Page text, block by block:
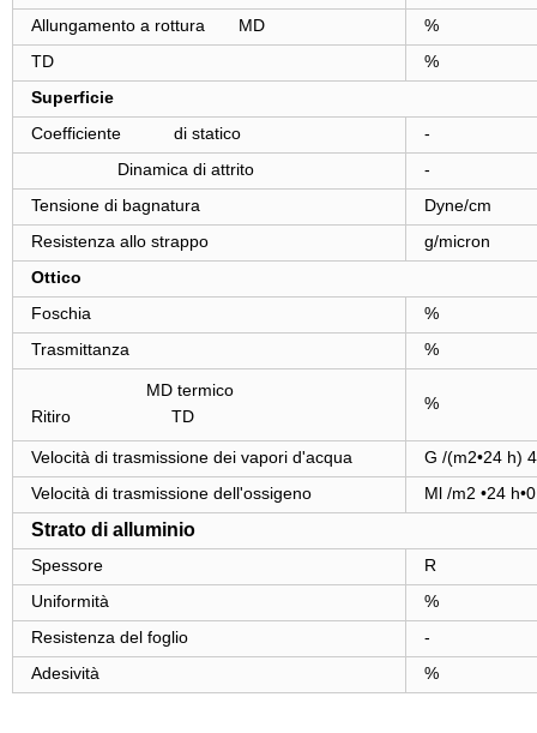
Allungamento a rottura MD
%
TD
%
Superficie
Coefficiente di statico
-
Dinamica di attrito
-
Tensione di bagnatura
Dyne/cm
Resistenza allo strappo
g/micron
Ottico
Foschia
%
Trasmittanza
%
MD termico
Ritiro TD
%
Velocità di trasmissione dei vapori d'acqua
G /(m2•24 h)
Velocità di trasmissione dell'ossigeno
Ml /m2 •24
Strato di alluminio
Spessore
R
Uniformità
%
Resistenza del foglio
-
Adesività
%